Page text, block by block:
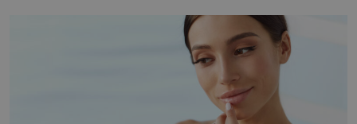
signály, že něco není v pořádku. Včasná péče
mu může prodloužit i zkvalitnit život. Hůře
mohou mít v nepořádku zažívání.